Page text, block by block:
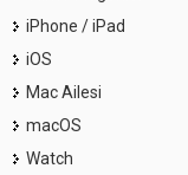
iPhone / iPad
iOS
Mac Ailesi
macOS
Watch